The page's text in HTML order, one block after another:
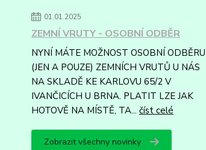
01.01.2025
ZEMNÍ VRUTY - OSOBNÍ ODBĚR
NYNÍ MÁTE MOŽNOST OSOBNÍ ODBĚRU
(JEN A POUZE) ZEMNÍCH VRUTŮ U NÁS
NA SKLADĚ KE KARLOVU 65/2 V
IVANČICÍCH U BRNA. PLATIT LZE JAK
HOTOVĚ NA MÍSTĚ, TA... číst celé
Zobrazit všechny novinky